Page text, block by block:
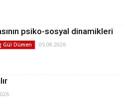
psiko-sosyal dinamikleri
Gül Dümen 05.08.2026